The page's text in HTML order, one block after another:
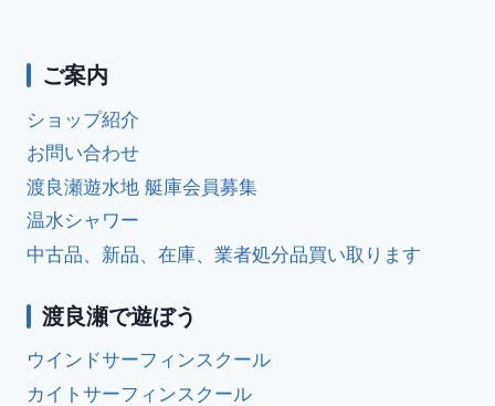
セ
ー
ン
グ
ク
ル
ジ
ナ
ビ
ゲ
ー
ョ
ン
ご案内
ショップ紹介
お問い合わせ
渡良瀬遊水地 艇庫会員募集
温水シャワー
中古品、新品、在庫、業者処分品買い取ります
渡良瀬で遊ぼう
ウインドサーフィンスクール
カイトサーフィンスクール